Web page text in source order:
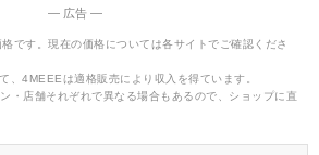
― 広告 ―
です。現在の価格については各サイトでご確認くださ
、4MEEEは適格販売により収入を得ています。
・店舗それぞれで異なる場合もあるので、ショップに直